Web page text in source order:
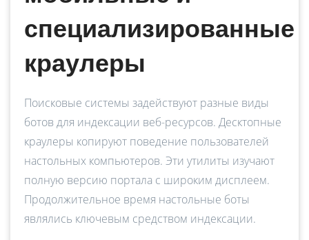
специализированные
краулеры
Поисковые системы задействуют разные виды
ботов для индексации веб-ресурсов. Десктопные
краулеры копируют поведение пользователей
настольных компьютеров. Эти утилиты изучают
полную версию портала с широким дисплеем.
Продолжительное время настольные боты
являлись ключевым средством индексации.